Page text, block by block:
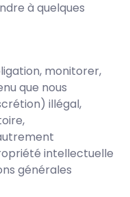
à quelques
monitorer,
que nous
illégal,
intellectuelle
générales